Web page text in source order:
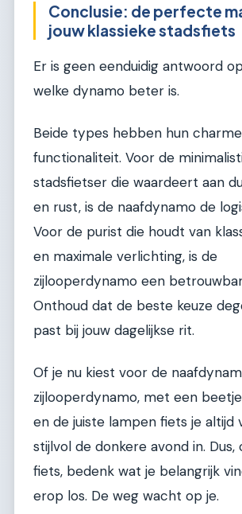
Conclusie: de perfecte
jouw klassieke stadsfiets
Er is geen eenduidig antwoord
welke dynamo beter is.
Beide types hebben hun
functionaliteit. Voor de
stadsfietser die waardeert aan
en rust, is de naafdynamo de
Voor de purist die houdt van
en maximale verlichting, is de
zijlooperdynamo een
Onthoud dat de beste keuze
past bij jouw dagelijkse rit.
Of je nu kiest voor de
zijlooperdynamo, met een
en de juiste lampen fiets je altijd
stijlvol de donkere avond in. Dus,
fiets, bedenk wat je belangrijk
erop los. De weg wacht op je.